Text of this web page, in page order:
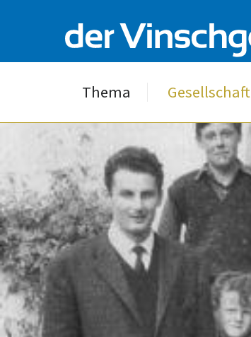
Thema Gesellschaft